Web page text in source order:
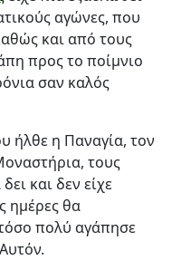
αγώνες, που
και από τους
προς το ποίμνιο
σαν καλός
ήλθε η Παναγία, τον
τους
και δεν είχε
ημέρες θα
πολύ αγάπησε